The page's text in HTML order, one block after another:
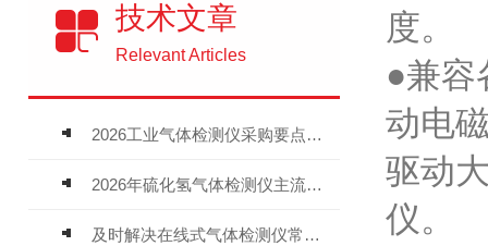
技术文章
Relevant Articles
2026工业气体检测仪采购要点：如何分辨固定式、复合、泵吸式检测仪优劣
2026年硫化氢气体检测仪主流品牌盘点及选型硬性要求
及时解决在线式气体检测仪常见问题有助于保障人员安全
度。
●兼容
动电
驱动
仪。